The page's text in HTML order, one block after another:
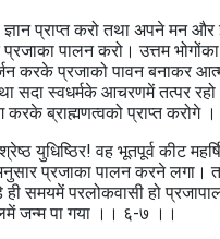
प्राप्त करो तथा अपने मन और
पालन करो। उत्तम
करके प्रजाको पावन बनाकर
सदा स्वधर्मके आचरणमें तत्पर
करके ब्राह्मणत्वको प्राप्त
युधिष्ठिर! वह भूतपूर्व कीट
प्रजाका पालन करने लगा।
समयमें परलोकवासी हो
जन्म पा गया ।। ६-७ ।।